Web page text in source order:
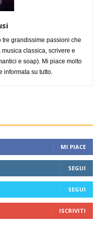
tre grandissime passioni che
classica, scrivere e
e soap). Mi piace molto
informata su tutto.
MI PIACE
SEGUI
SEGUI
ISCRIVITI